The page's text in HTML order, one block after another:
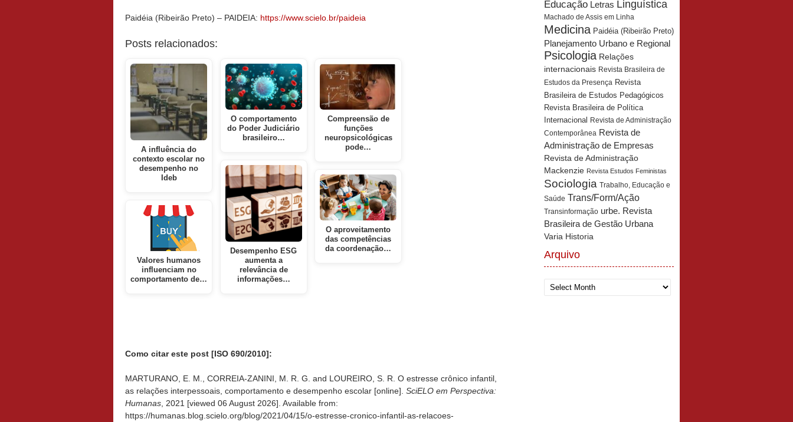
Paidéia (Ribeirão Preto) – PAIDEIA: https://www.scielo.br/paideia
Posts relacionados:
A influência do
contexto escolar no
desempenho no
Ideb
Valores humanos
influenciam no
comportamento de…
O comportamento
do Poder Judiciário
brasileiro…
Desempenho ESG
aumenta a
relevância de
informações…
Compreensão de
funções
neuropsicológicas
pode…
O aproveitamento
das competências
da coordenação…
Como citar este post [ISO 690/2010]:
MARTURANO, E. M., CORREIA-ZANINI, M. R. G. and LOUREIRO, S. R. O estresse crônico infantil,
as relações interpessoais, comportamento e desempenho escolar [online]. SciELO em Perspectiva:
Humanas , 2021 [viewed 06 August 2026]. Available from:
https://humanas.blog.scielo.org/blog/2021/04/15/o-estresse-cronico-infantil-as-relacoes-
Educação Letras Linguística
Machado de Assis em Linha
Medicina Paidéia (Ribeirão Preto)
Planejamento Urbano e Regional
Psicologia Relações
internacionais Revista Brasileira de
Estudos da Presença Revista
Brasileira de Estudos Pedagógicos
Revista Brasileira de Política
Internacional Revista de Administração
Contemporânea Revista de
Administração de Empresas
Revista de Administração
Mackenzie Revista Estudos Feministas
Sociologia Trabalho, Educação e
Saúde Trans/Form/Ação
Transinformação urbe. Revista
Brasileira de Gestão Urbana
Varia Historia
Arquivo
Arquivo